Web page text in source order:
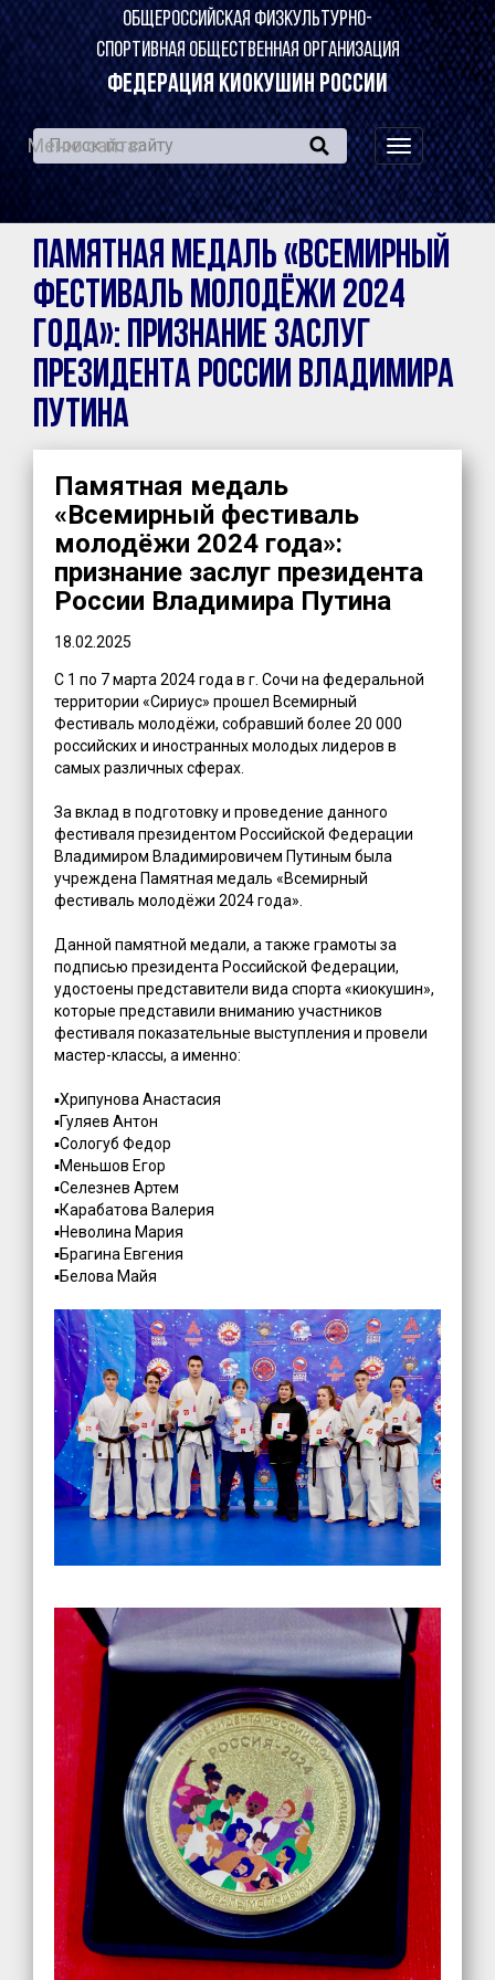
ОБЩЕРОССИЙСКАЯ ФИЗКУЛЬТУРНО-
СПОРТИВНАЯ ОБЩЕСТВЕННАЯ ОРГАНИЗАЦИЯ
ФЕДЕРАЦИЯ КИОКУШИН РОССИИ
навигация
по
сайту
Меню сайта:
Памятная медаль «Всемирный
фестиваль молодёжи 2024
года»: признание заслуг
президента России Владимира
Путина
Памятная медаль
«Всемирный фестиваль
молодёжи 2024 года»:
признание заслуг президента
России Владимира Путина
18.02.2025
С 1 по 7 марта 2024 года в г. Сочи на федеральной
территории «Сириус» прошел Всемирный
Фестиваль молодёжи, собравший более 20 000
российских и иностранных молодых лидеров в
самых различных сферах.
За вклад в подготовку и проведение данного
фестиваля президентом Российской Федерации
Владимиром Владимировичем Путиным была
учреждена Памятная медаль «Всемирный
фестиваль молодёжи 2024 года».
Данной памятной медали, а также грамоты за
подписью президента Российской Федерации,
удостоены представители вида спорта «киокушин»,
которые представили вниманию участников
фестиваля показательные выступления и провели
мастер-классы, а именно:
▪️Хрипунова Анастасия
▪️Гуляев Антон
▪️Сологуб Федор
▪️Меньшов Егор
▪️Селезнев Артем
▪️Карабатова Валерия
▪️Неволина Мария
▪️Брагина Евгения
▪️Белова Майя